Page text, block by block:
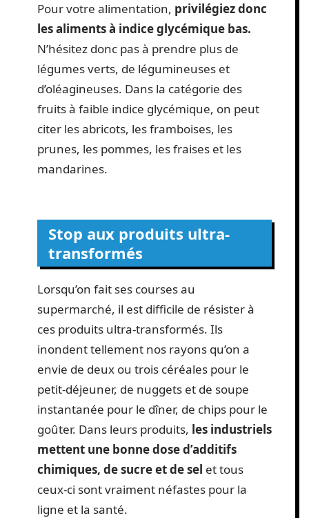
Pour votre alimentation, privilégiez donc
les aliments à indice glycémique bas.
N’hésitez donc pas à prendre plus de
légumes verts, de légumineuses et
d’oléagineuses. Dans la catégorie des
fruits à faible indice glycémique, on peut
citer les abricots, les framboises, les
prunes, les pommes, les fraises et les
mandarines.
Stop aux produits ultra-
transformés
Lorsqu’on fait ses courses au
supermarché, il est difficile de résister à
ces produits ultra-transformés. Ils
inondent tellement nos rayons qu’on a
envie de deux ou trois céréales pour le
petit-déjeuner, de nuggets et de soupe
instantanée pour le dîner, de chips pour le
goûter. Dans leurs produits, les industriels
mettent une bonne dose d’additifs
chimiques, de sucre et de sel et tous
ceux-ci sont vraiment néfastes pour la
ligne et la santé.